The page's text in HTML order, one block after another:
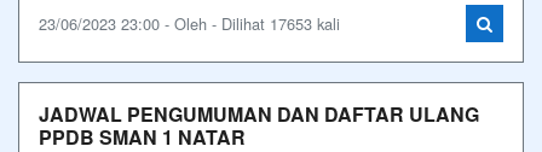
23/06/2023 23:00 - Oleh - Dilihat 17653 kali
JADWAL PENGUMUMAN DAN DAFTAR ULANG
PPDB SMAN 1 NATAR